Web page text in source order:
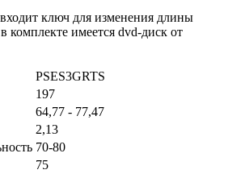
ключ для изменения длины
комплекте имеется dvd-диск от
PSES3GRTS
197
64,77 - 77,47
2,13
70-80
75